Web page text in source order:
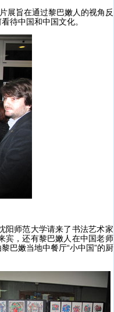
旨在通过黎巴嫩人的视角反
待中国和中国文化。
师范大学请来了书法艺术家
宾，还有黎巴嫩人在中国老师
巴嫩当地中餐厅“小中国”的厨